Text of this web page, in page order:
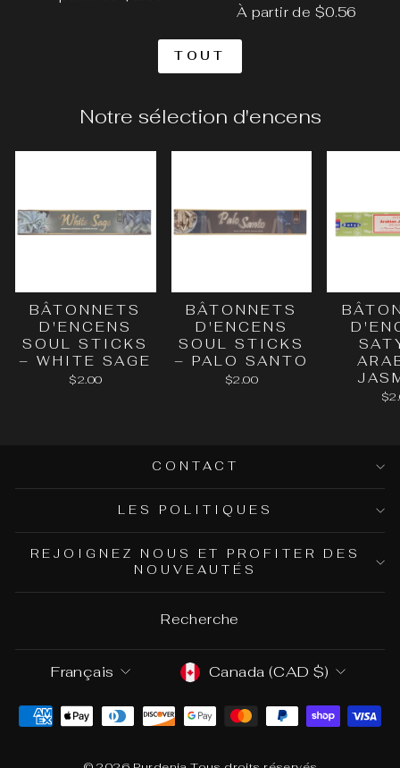
À partir de $0.56
TOUT
Notre sélection d'encens
BÂTONNETS
D'ENCENS
SOUL STICKS
– WHITE SAGE
$2.00
BÂTONNETS
D'ENCENS
SOUL STICKS
– PALO SANTO
$2.00
CONTACT
LES POLITIQUES
REJOIGNEZ NOUS ET PROFITER DES
NOUVEAUTÉS
Recherche
Langue
Français DeviseCanada (CAD $)